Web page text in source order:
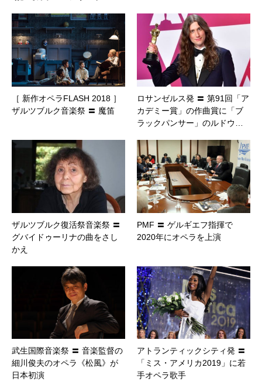
［ 新作オペラFLASH 2018 ］
ザルツブルク音楽祭 〓 魔笛
ロサンゼルス発 〓 第91回「ア
カデミー賞」の作曲賞に「ブ
ラックパンサー」のルドウ…
ザルツブルク復活祭音楽祭 〓
グバイドゥーリナの曲をさし
かえ
PMF 〓 ゲルギエフ指揮で
2020年にオペラを上演
武生国際音楽祭 〓 音楽監督の
細川俊夫のオペラ《松風》が
日本初演
アトランティックシティ発 〓
「ミス・アメリカ2019」に若
手オペラ歌手